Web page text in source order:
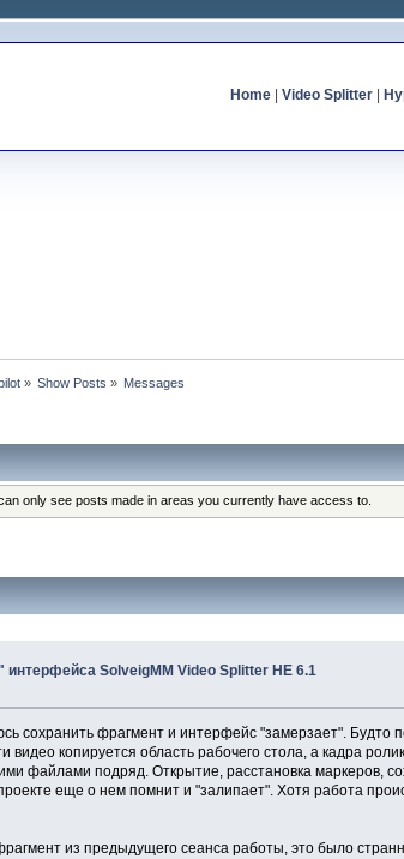
Home| Video Splitter|
» Show Posts » Messages
only see posts made in areas you currently have access to.
интерфейса SolveigMM Video Splitter HE 6.1
сохранить фрагмент и интерфейс "замерзает". Будто
копируется область рабочего стола, а кадра
файлами подряд. Открытие, расстановка маркеров,
еще о нем помнит и "залипает". Хотя работа
из предыдущего сеанса работы, это было